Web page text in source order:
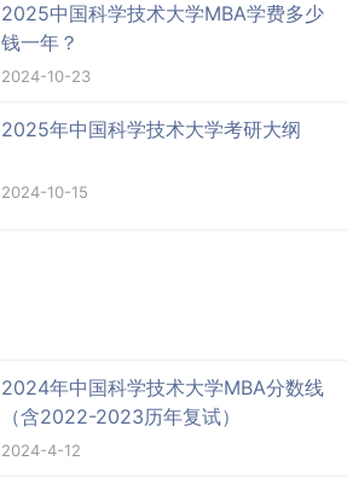
2025中国科学技术大学MBA学费多少
钱一年？
2024-10-23
2025年中国科学技术大学考研大纲
2024-10-15
2024年中国科学技术大学MBA分数线
（含2022-2023历年复试）
2024-4-12